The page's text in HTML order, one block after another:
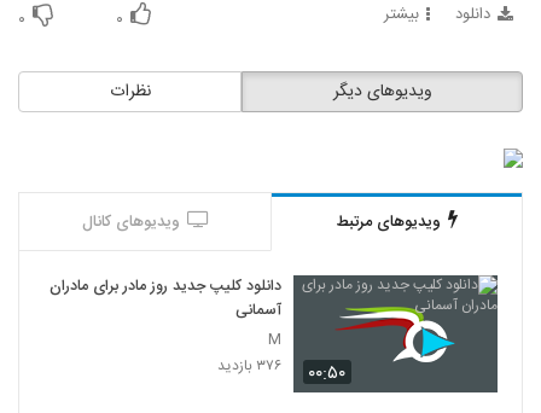
دانلود بیشتر ۰ ۰
نظرات ویدیوهای دیگر
ویدیوهای مرتبط ویدیوهای کانال
۰۰:۵۰
دانلود کلیپ جدید روز مادر برای مادران
آسمانی
M
۳۷۶ بازدید